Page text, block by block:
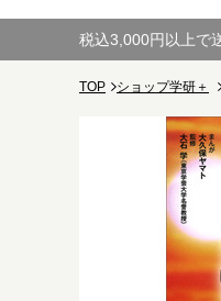
税込3,000円以上で
TOP ショップ学研＋